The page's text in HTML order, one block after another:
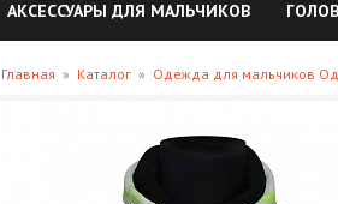
АКСЕССУАРЫ ДЛЯ МАЛЬЧИКОВ
Главная » Каталог » Одежда для мальчиков